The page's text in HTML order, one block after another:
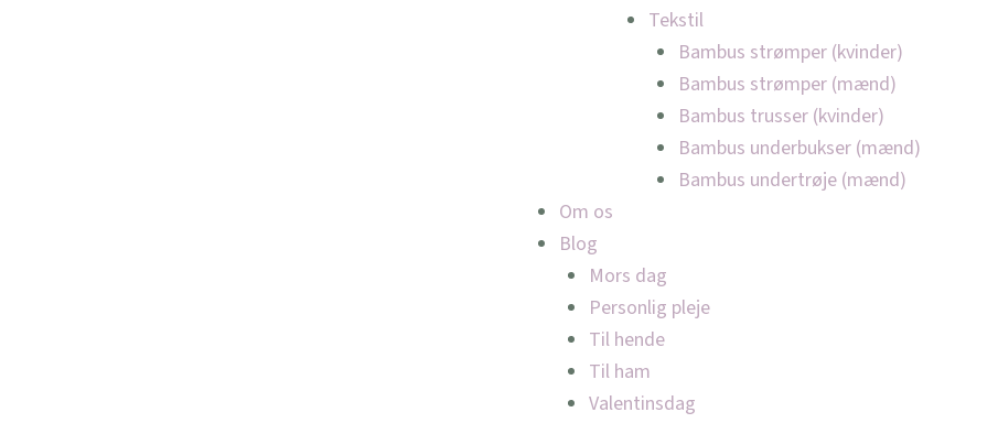
Tekstil
Bambus strømper (kvinder)
Bambus strømper (mænd)
Bambus trusser (kvinder)
Bambus underbukser (mænd)
Bambus undertrøje (mænd)
Om os
Blog
Mors dag
Personlig pleje
Til hende
Til ham
Valentinsdag